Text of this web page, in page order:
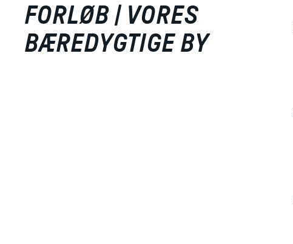
FORLØB | VORES
BÆREDYGTIGE BY